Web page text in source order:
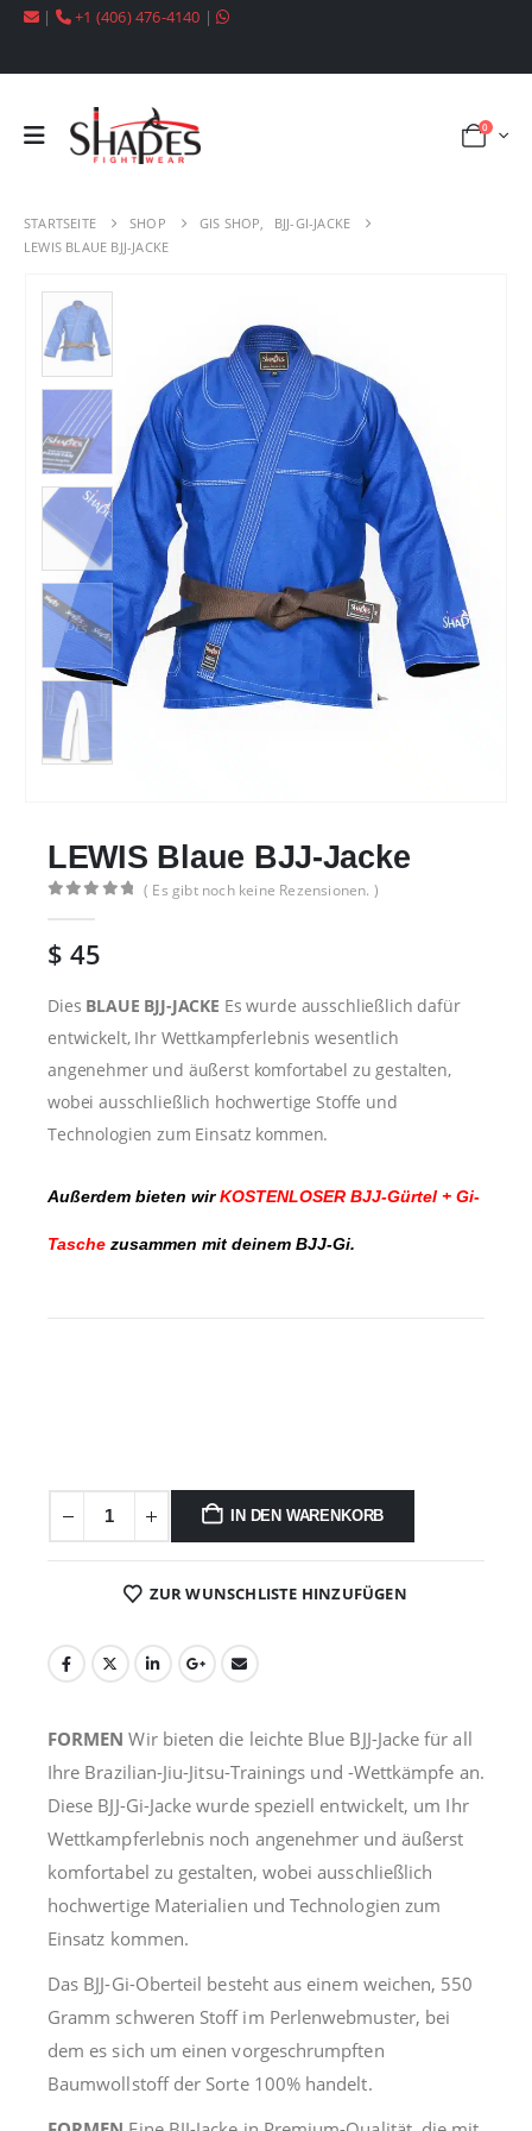
| +1 (406) 476-4140 |
0
STARTSEITE SHOP GIS SHOP,
BJJ-GI-JACKE
LEWIS BLAUE BJJ-JACKE
LEWIS Blaue BJJ-Jacke
( Es gibt noch keine Rezensionen. )
$ 45
Dies BLAUE BJJ-JACKE Es wurde ausschließlich dafür
entwickelt, Ihr Wettkampferlebnis wesentlich
angenehmer und äußerst komfortabel zu gestalten,
wobei ausschließlich hochwertige Stoffe und
Technologien zum Einsatz kommen.
Außerdem bieten wirKOSTENLOSER BJJ-Gürtel + Gi-
Tasche zusammen mit deinem BJJ-Gi.
IN DEN WARENKORB
ZUR WUNSCHLISTE HINZUFÜGEN
FORMEN Wir bieten die leichte Blue BJJ-Jacke für all
Ihre Brazilian-Jiu-Jitsu-Trainings und -Wettkämpfe an.
Diese BJJ-Gi-Jacke wurde speziell entwickelt, um Ihr
Wettkampferlebnis noch angenehmer und äußerst
komfortabel zu gestalten, wobei ausschließlich
hochwertige Materialien und Technologien zum
Einsatz kommen.
Das BJJ-Gi-Oberteil besteht aus einem weichen, 550
Gramm schweren Stoff im Perlenwebmuster, bei
dem es sich um einen vorgeschrumpften
Baumwollstoff der Sorte 100% handelt.